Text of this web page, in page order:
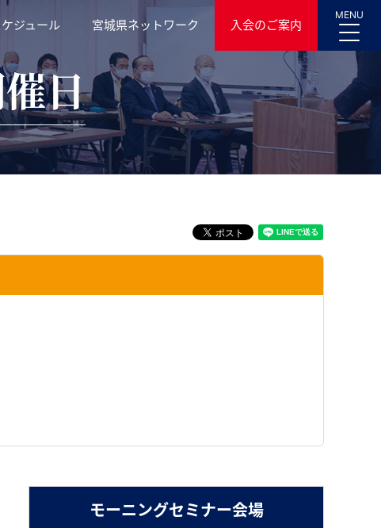
ジュール 宮城県ネットワーク 入会のご案内
MENU
日
モーニングセミナー会場